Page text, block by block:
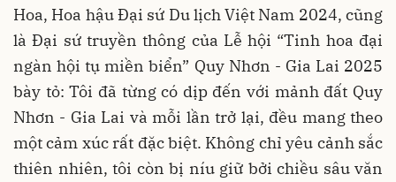
Hoa, Hoa hậu Đại sứ Du lịch Việt Nam 2024, cũng
là Đại sứ truyền thông của Lễ hội “Tinh hoa đại
ngàn hội tụ miền biển” Quy Nhơn - Gia Lai 2025
bày tỏ: Tôi đã từng có dịp đến với mảnh đất Quy
Nhơn - Gia Lai và mỗi lần trở lại, đều mang theo
một cảm xúc rất đặc biệt. Không chỉ yêu cảnh sắc
thiên nhiên, tôi còn bị níu giữ bởi chiều sâu văn